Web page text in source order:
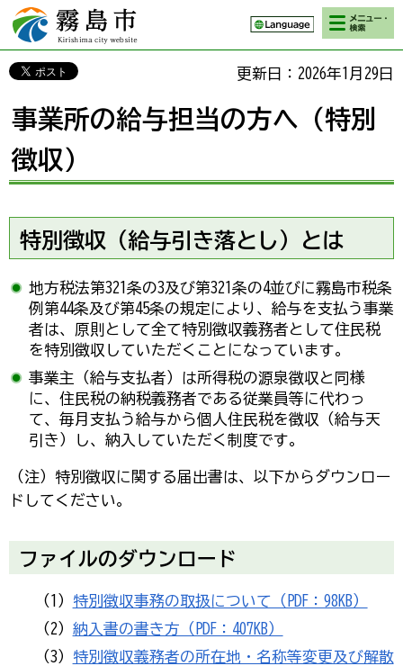
霧島市 Kirishima
city website
検索・メニ
ュー
更新日：2026年1月29日
事業所の給与担当の方へ（特別
徴収）
特別徴収（給与引き落とし）とは
地方税法第321条の3及び第321条の4並びに霧島市税条
例第44条及び第45条の規定により、給与を支払う事業
者は、原則として全て特別徴収義務者として住民税
を特別徴収していただくことになっています。
事業主（給与支払者）は所得税の源泉徴収と同様
に、住民税の納税義務者である従業員等に代わっ
て、毎月支払う給与から個人住民税を徴収（給与天
引き）し、納入していただく制度です。
（注）特別徴収に関する届出書は、以下からダウンロー
ドしてください。
ファイルのダウンロード
（1） 特別徴収事務の取扱について（PDF：98KB）
（2） 納入書の書き方（PDF：407KB）
（3） 特別徴収義務者の所在地・名称等変更及び解散